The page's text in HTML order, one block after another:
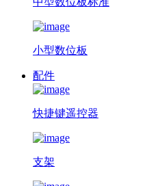
小型数位板
配件
快捷键遥控器
支架